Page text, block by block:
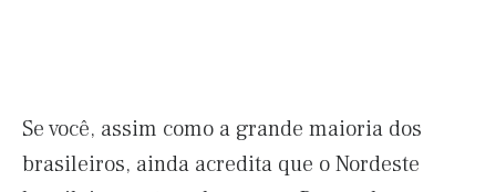
Se você, assim como a grande maioria dos
brasileiros, ainda acredita que o Nordeste